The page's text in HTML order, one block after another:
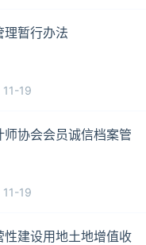
理暂行办法
11-19
师协会会员诚信档案管
11-19
性建设用地土地增值收